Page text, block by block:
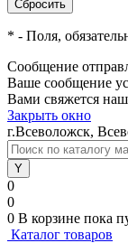
* - Поля,
Сообщение
Ваше сообщение
Вами свяжется
Закрыть окно
г.Всеволожск,
0
0
0 В корзине пока
Каталог товаров